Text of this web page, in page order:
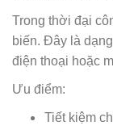
Trong thời đại
biến. Đây là
điện thoại hoặc
Ưu điểm:
Tiết kiệm